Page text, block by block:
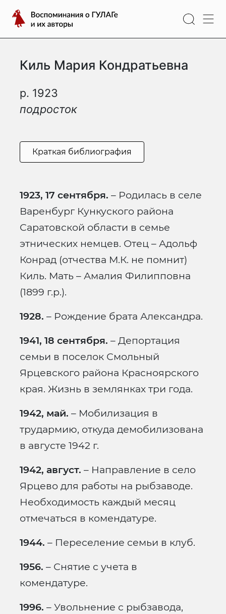
содержимому
Воспоминания
о
ГУЛАГе
ихКиль Мария Кондратьевна
р. 1923
подросток
Краткая библиография
1923, 17 сентября. – Родилась в селе
Варенбург Кункуского района
Саратовской области в семье
этнических немцев. Отец – Адольф
Конрад (отчества М.К. не помнит)
Киль. Мать – Амалия Филипповна
(1899 г.р.).
1928. – Рождение брата Александра.
1941, 18 сентября. – Депортация
семьи в поселок Смольный
Ярцевского района Красноярского
края. Жизнь в землянках три года.
1942, май. – Мобилизация в
трудармию, откуда демобилизована
в августе 1942 г.
1942, август. – Направление в село
Ярцево для работы на рыбзаводе.
Необходимость каждый месяц
отмечаться в комендатуре.
1944. – Переселение семьи в клуб.
1956. – Снятие с учета в
комендатуре.
1996. – Увольнение с рыбзавода,